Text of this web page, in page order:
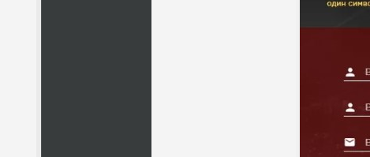
ВСЕМ